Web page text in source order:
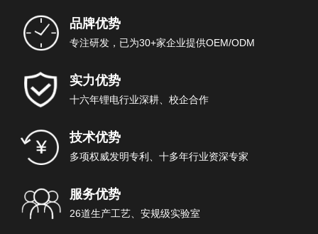
品牌优势
专注研发，已为30+家企业提供OEM/ODM
实力优势
十六年锂电行业深耕、校企合作
技术优势
多项权威发明专利、十多年行业资深专家
服务优势
26道生产工艺、安规级实验室